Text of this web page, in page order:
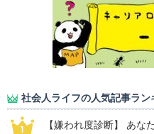
社会人ライフの人気記事ラン
【嫌われ度診断】 あな